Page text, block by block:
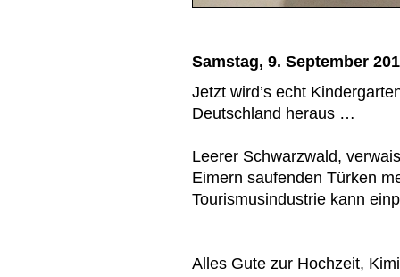
Samstag, 9. September
Jetzt wird’s echt
Deutschland heraus …
Leerer Schwarzwald,
Eimern saufenden Türken
Tourismusindustrie kann
Alles Gute zur Hochzeit,